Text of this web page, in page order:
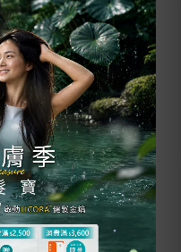
現膿皰紅腫，
組織炎」？
別容易出狀況，像是反覆
患者覺得很頭痛惱人的問
見的毛囊炎、但又甚為嚴
性組織炎(Dissecting